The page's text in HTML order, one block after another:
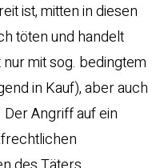
ist, mitten in diesen
töten und handelt
mit sog. bedingtem
in Kauf), aber auch
Angriff auf ein